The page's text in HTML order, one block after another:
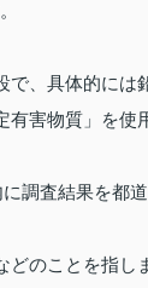
、具体的には
害物質」を使
調査結果を都
のことを指し